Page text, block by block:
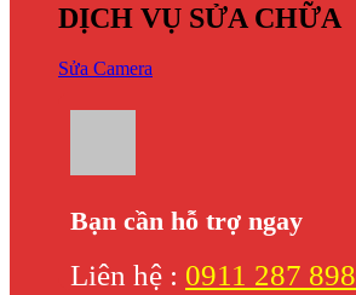
DỊCH VỤ SỬA CHỮA
Sửa Camera
Bạn cần hỗ trợ ngay
Liên hệ : 0911 287 898